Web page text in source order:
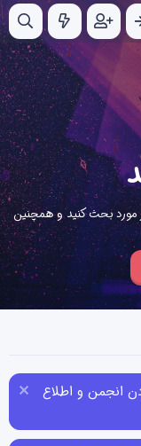
مورد بحث کنید و همچنین
انجمن و اطلاع